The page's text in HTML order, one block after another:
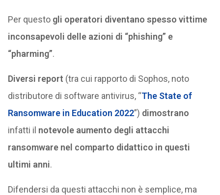
Per questo gli operatori diventano spesso vittime
inconsapevoli delle azioni di “phishing” e
“pharming”.
Diversi report (tra cui rapporto di Sophos, noto
distributore di software antivirus, “The State of
Ransomware in Education 2022”) dimostrano
infatti il notevole aumento degli attacchi
ransomware nel comparto didattico in questi
ultimi anni.
Difendersi da questi attacchi non è semplice, ma